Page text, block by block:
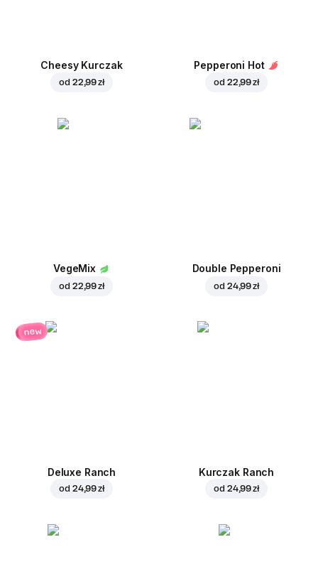
Cheesy Kurczak
od 22,99 zł
Pepperoni Hot
od 22,99 zł
VegeMix
od 22,99 zł
Double Pepperoni
od 24,99 zł
new
Deluxe Ranch
od 24,99 zł
Kurczak Ranch
od 24,99 zł